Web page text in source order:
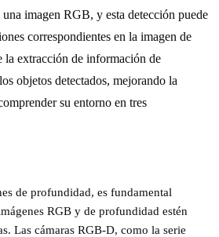
imagen RGB, y esta detección puede
correspondientes en la imagen de
la extracción de información de
objetos detectados, mejorando la
su entorno en tres
de profundidad, es fundamental
RGB y de profundidad estén
Las cámaras RGB-D, como la serie